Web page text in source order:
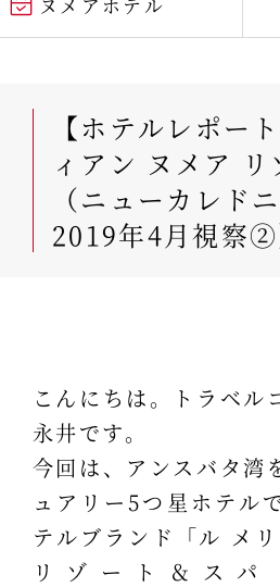
【ホテルレポー
ィアン ヌメア リ
（ニューカレド
2019年4月視察②
こんにちは。トラベル
永井です。
今回は、アンスバタ湾
ュアリー5つ星ホテル
テルブランド「ル メ
リゾート＆スパ